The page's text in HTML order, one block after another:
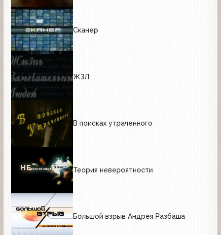
Сканер
ЖЗЛ
В поисках утраченного
Теория невероятности
Большой взрыв Андрея Разбаша